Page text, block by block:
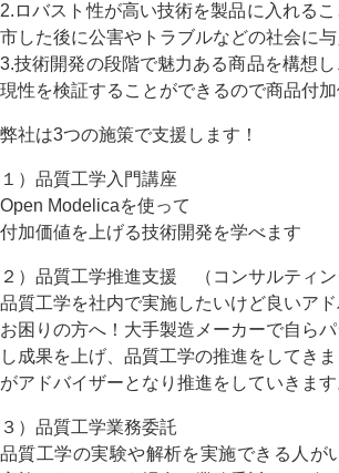
2.ロバスト性が高い技術を製品に入れる
市した後に公害やトラブルなどの社会に与
3.技術開発の段階で魅力ある商品を構想
現性を検証することができるので商品付加
弊社は3つの施策で支援します！
１）品質工学入門講座
Open Modelicaを使って
付加価値を上げる技術開発を学べます
２）品質工学推進支援 （コンサルティン
品質工学を社内で実施したいけど良いア
お困りの方へ！大手製造メーカーで自ら
し成果を上げ、品質工学の推進をしてき
がアドバイザーとなり推進をしていきます
３）品質工学業務委託
品質工学の実験や解析を実施できる人が